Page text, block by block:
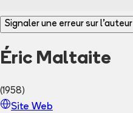
Signaler une erreur sur l'auteur
Éric Maltaite
(1958)
Site Web